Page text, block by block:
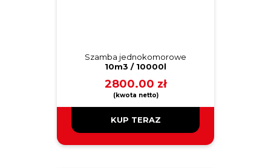
Szamba jednokomorowe
10m3 / 10000l
2800.00 zł
KUP TERAZ